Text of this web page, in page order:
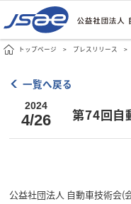
トップページ プレスリリース
一覧へ戻る
第74回自
2024
4/26
公益社団法人 自動車技術会(